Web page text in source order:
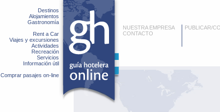
Destinos
Alojamientos
Gastronomía
Rent a Car
Viajes y excursiones
Actividades
Recreación
Servicios
Información útil
Comprar pasajes on-line
NUESTRA EMPRESA
CONTACTO
PUBLICAR/